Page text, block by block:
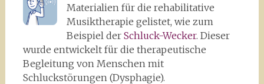
Materialien für die rehabilitative
Musiktherapie gelistet, wie zum
Beispiel der Schluck-Wecker. Dieser
wurde entwickelt für die therapeutische
Begleitung von Menschen mit
Schluckstörungen (Dysphagie).